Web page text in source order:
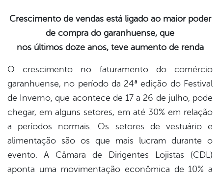
Crescimento de vendas está ligado ao maior poder
de compra do garanhuense, que
nos últimos doze anos, teve aumento de renda
O crescimento no faturamento do comércio
garanhuense, no período da 24ª edição do Festival
de Inverno, que acontece de 17 a 26 de julho, pode
chegar, em alguns setores, em até 30% em relação
a períodos normais. Os setores de vestuário e
alimentação são os que mais lucram durante o
evento. A Câmara de Dirigentes Lojistas (CDL)
aponta uma movimentação econômica de 10% a